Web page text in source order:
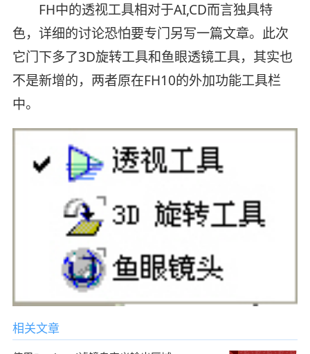
FH中的透视工具相对于AI,CD而言独具特
色，详细的讨论恐怕要专门另写一篇文章。此次
它门下多了3D旋转工具和鱼眼透镜工具，其实也
不是新增的，两者原在FH10的外加功能工具栏
中。
相关文章